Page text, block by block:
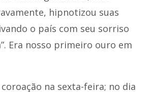
hipnotizou suas
o país com seu sorriso
Era nosso primeiro ouro em
na sexta-feira; no dia